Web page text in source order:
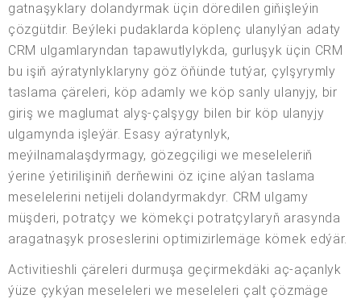
gatnaşyklary dolandyrmak üçin döredilen giňişleýin
çözgütdir. Beýleki pudaklarda köplenç ulanylýan adaty
CRM ulgamlaryndan tapawutlylykda, gurluşyk üçin CRM
bu işiň aýratynlyklaryny göz öňünde tutýar, çylşyrymly
taslama çäreleri, köp adamly we köp sanly ulanyjy, bir
giriş we maglumat alyş-çalşygy bilen bir köp ulanyjy
ulgamynda işleýär. Esasy aýratynlyk,
meýilnamalaşdyrmagy, gözegçiligi we meseleleriň
ýerine ýetirilişiniň derňewini öz içine alýan taslama
meselelerini netijeli dolandyrmakdyr. CRM ulgamy
müşderi, potratçy we kömekçi potratçylaryň arasynda
aragatnaşyk proseslerini optimizirlemäge kömek edýär.
Activitieshli çäreleri durmuşa geçirmekdäki aç-açanlyk
ýüze çykýan meseleleri we meseleleri çalt çözmäge